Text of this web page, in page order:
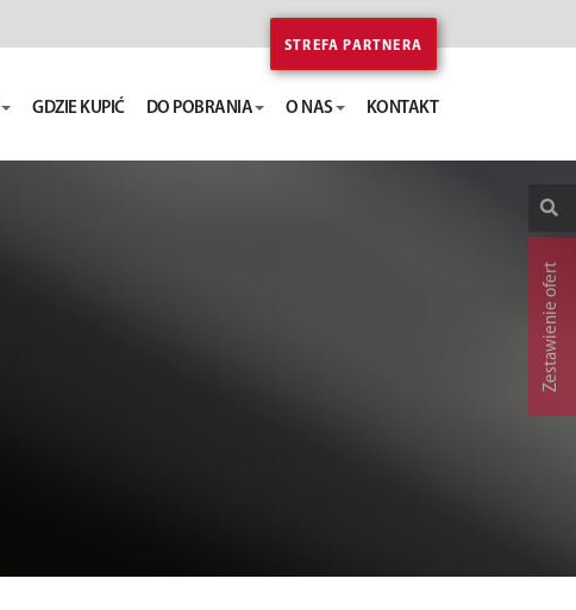
STREFA PARTNERA
GDZIE KUPIĆ DO POBRANIA O NAS KONTAKT
Zestawienie ofert